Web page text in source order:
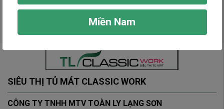
Gửi tin nhắn
SIÊU THỊ TỦ MÁT CLASSIC WORK
CÔNG TY TNHH MTV TOÀN LY LẠNG SƠN
Miền Nam